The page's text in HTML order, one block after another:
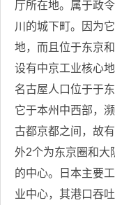
厅所在地。属于政
川的城下町。因为
地，而且位于东京
设有中京工业核心地
名古屋人口位于于
它于本州中西部，
古都京都之间，故
外2个为东京圈和大
的中心。日本主要
业中心，其港口吞